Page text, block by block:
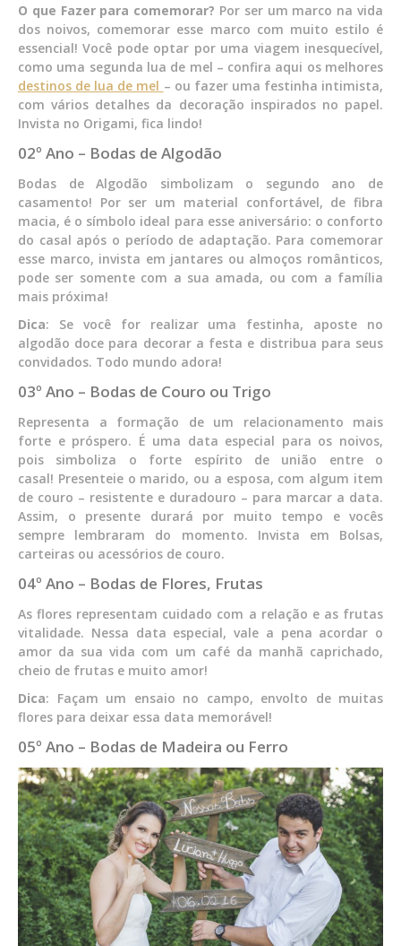
O que Fazer para comemorar? Por ser um marco na vida
dos noivos, comemorar esse marco com muito estilo é
essencial! Você pode optar por uma viagem inesquecível,
como uma segunda lua de mel – confira aqui os melhores
destinos de lua de mel – ou fazer uma festinha intimista,
com vários detalhes da decoração inspirados no papel.
Invista no Origami, fica lindo!
02º Ano – Bodas de Algodão
Bodas de Algodão simbolizam o segundo ano de
casamento! Por ser um material confortável, de fibra
macia, é o símbolo ideal para esse aniversário: o conforto
do casal após o período de adaptação. Para comemorar
esse marco, invista em jantares ou almoços românticos,
pode ser somente com a sua amada, ou com a família
mais próxima!
Dica: Se você for realizar uma festinha, aposte no
algodão doce para decorar a festa e distribua para seus
convidados. Todo mundo adora!
03º Ano – Bodas de Couro ou Trigo
Representa a formação de um relacionamento mais
forte e próspero. É uma data especial para os noivos,
pois simboliza o forte espírito de união entre o
casal! Presenteie o marido, ou a esposa, com algum item
de couro – resistente e duradouro – para marcar a data.
Assim, o presente durará por muito tempo e vocês
sempre lembraram do momento. Invista em Bolsas,
carteiras ou acessórios de couro.
04º Ano – Bodas de Flores, Frutas
As flores representam cuidado com a relação e as frutas
vitalidade. Nessa data especial, vale a pena acordar o
amor da sua vida com um café da manhã caprichado,
cheio de frutas e muito amor!
Dica: Façam um ensaio no campo, envolto de muitas
flores para deixar essa data memorável!
05º Ano – Bodas de Madeira ou Ferro